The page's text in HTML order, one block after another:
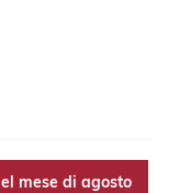
mese di agosto